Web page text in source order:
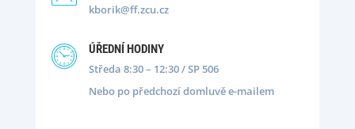
kborik@ff.zcu.cz
ÚŘEDNÍ HODINY
Středa 8:30 – 12:30 / SP 506
Nebo po předchozí domluvě e-mailem